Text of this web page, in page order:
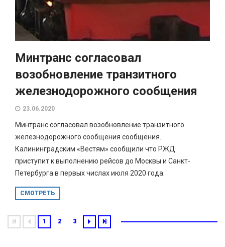
Минтранс согласовал
возобновление транзитного
железнодорожного сообщения
23.06.2020
Минтранс согласовал возобновление транзитного
железнодорожного сообщения сообщения.
Калининградским «Вестям» сообщили что РЖД
приступит к выполнению рейсов до Москвы и Санкт-
Петербурга в первых числах июля 2020 года.
СМОТРЕТЬ
1 2 3